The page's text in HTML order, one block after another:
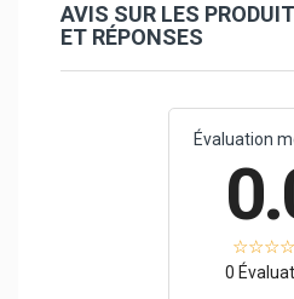
AVIS SUR LES
ET RÉPONSES
Évaluation
0